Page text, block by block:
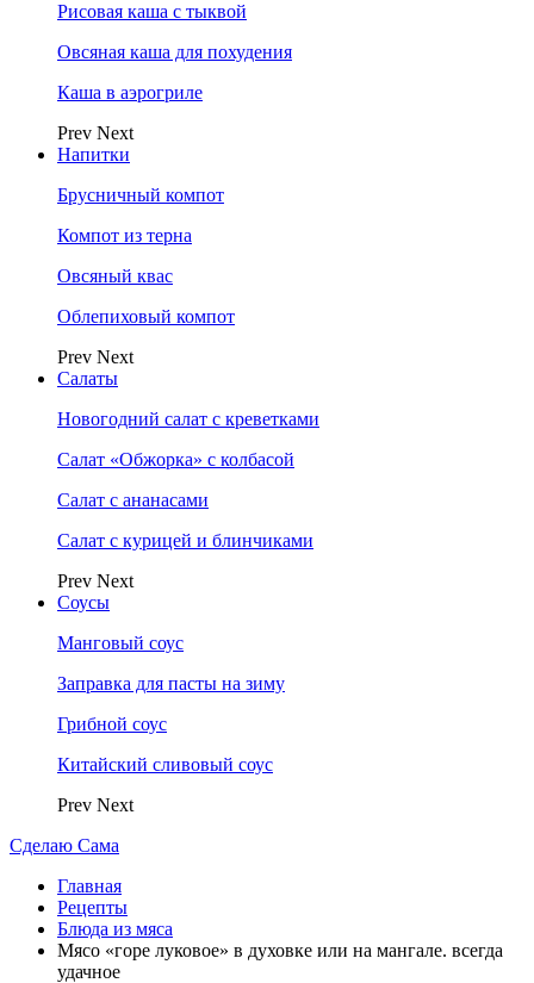
Рисовая каша с тыквой
Овсяная каша для похудения
Каша в аэрогриле
Prev Next
Напитки
Брусничный компот
Компот из терна
Овсяный квас
Облепиховый компот
Prev Next
Салаты
Новогодний салат с креветками
Салат «Обжорка» с колбасой
Салат с ананасами
Салат с курицей и блинчиками
Prev Next
Соусы
Манговый соус
Заправка для пасты на зиму
Грибной соус
Китайский сливовый соус
Prev Next
Сделаю Сама
Главная
Рецепты
Блюда из мяса
Мясо «горе луковое» в духовке или на мангале. всегда
удачное